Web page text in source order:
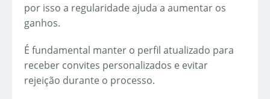
por isso a regularidade ajuda a aumentar os
ganhos.
É fundamental manter o perfil atualizado para
receber convites personalizados e evitar
rejeição durante o processo.